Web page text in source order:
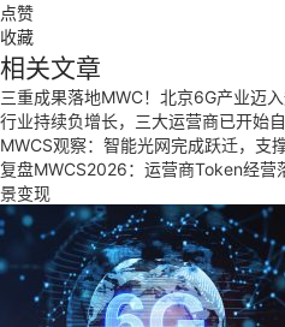
点赞
收藏
相关文章
三重成果落地MWC！北京6G产业迈
行业持续负增长，三大运营商已开始自
MWCS观察：智能光网完成跃迁，支
复盘MWCS2026：运营商Token经营
景变现